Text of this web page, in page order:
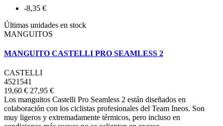
-8,35 €
Últimas unidades en stock
MANGUITOS
MANGUITO CASTELLI PRO SEAMLESS 2
CASTELLI
4521541
19,60 € 27,95 €
Los manguitos Castelli Pro Seamless 2 están diseñados en
colaboración con los ciclistas profesionales del Team Ineos. Son
muy ligeros y extremadamente térmicos, pero incluso en